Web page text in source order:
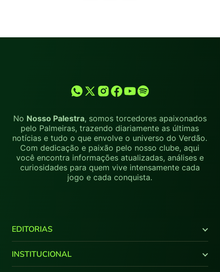
No Nosso Palestra, somos torcedores apaixonados
pelo Palmeiras, trazendo diariamente as últimas
notícias e tudo o que envolve o universo do Verdão.
Com dedicação e paixão pelo nosso clube, aqui
você encontra informações atualizadas, análises e
curiosidades para quem vive intensamente cada
jogo e cada conquista.
EDITORIAS
Últimas Notícias
Brasileirão
INSTITUCIONAL